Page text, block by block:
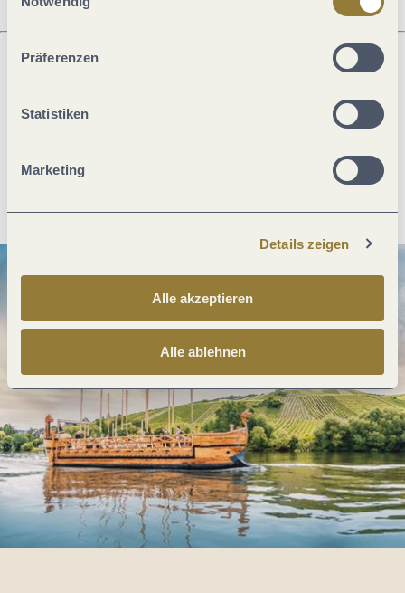
ablehnen" kann es zu Beeinträchtigungen in der Nutzung
Präferenzen
Statistiken
Marketing
Details zeigen
Alle akzeptieren
Alle ablehnen
PDF erzeugen